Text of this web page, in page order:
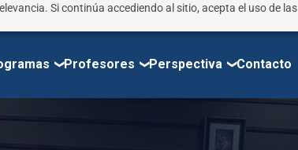
Si continúa accediendo al sitio, acepta el uso de las
Profesores Perspectiva Contacto